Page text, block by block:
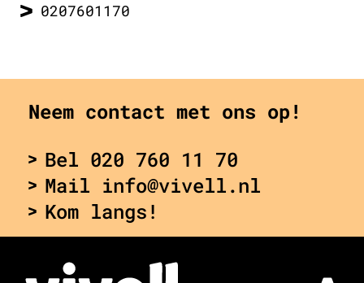
0207601170
Neem contact met ons op!
Bel 020 760 11 70
Mail info@vivell.nl
Kom langs!